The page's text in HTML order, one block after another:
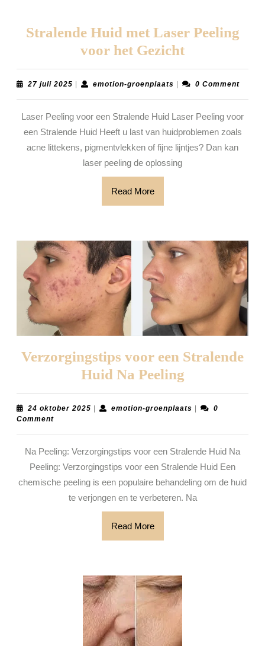
Stralende Huid met Laser Peeling
voor het GezichtStralende
Huid
met
Laser
Peeling
voor
het
27 juli 2025 27
| emotion-groenplaatsemotion-
| 0 Comment
Laser Peeling voor een Stralende Huid Laser Peeling voor
een Stralende Huid Heeft u last van huidproblemen zoals
acne littekens, pigmentvlekken of fijne lijntjes? Dan kan
laser peeling de oplossing
Read MoreRead
More
Verzorgingstips voor een Stralende
Huid Na Peeling
voor
een
Huid
Na
Peeling
24 oktober 2025 24
emotion-groenplaatsemotion-
0
Comment
Na Peeling: Verzorgingstips voor een Stralende Huid Na
Peeling: Verzorgingstips voor een Stralende Huid Een
chemische peeling is een populaire behandeling om de huid
te verjongen en te verbeteren. Na
Read MoreRead
More